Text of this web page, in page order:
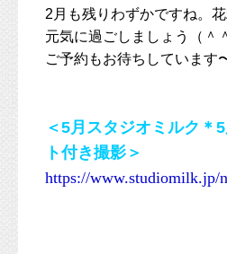
2月も残りわずかですね。
元気に過ごしましょう（＾
ご予約もお待ちしています
＜5月スタジオミルク＊
ト付き撮影＞
https://www.studiomilk.jp/